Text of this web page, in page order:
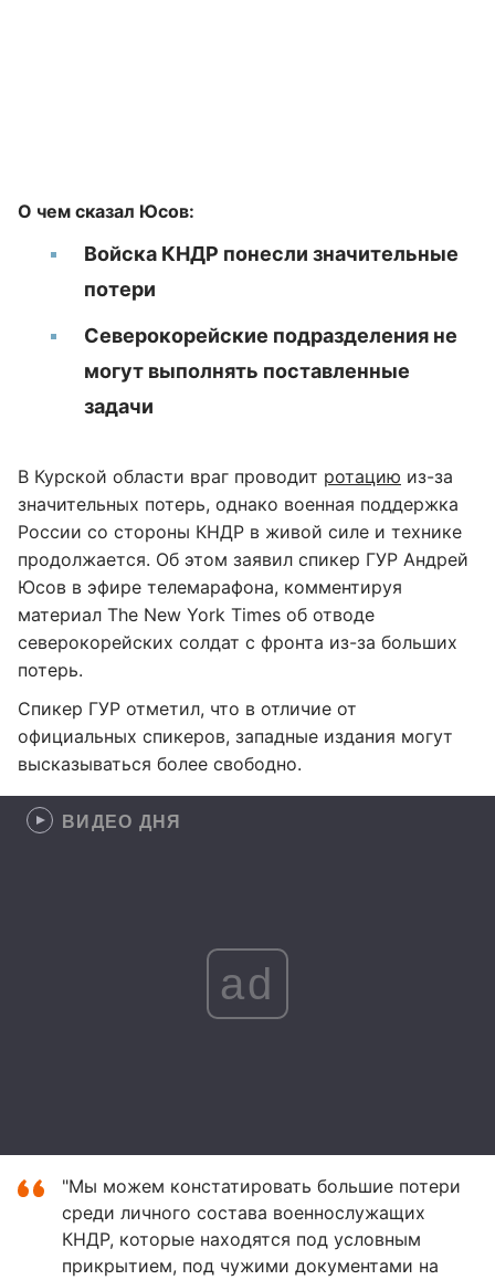
О чем сказал Юсов:
Войска КНДР понесли значительные
потери
Северокорейские подразделения не
могут выполнять поставленные
задачи
В Курской области враг проводит ротацию из-за
значительных потерь, однако военная поддержка
России со стороны КНДР в живой силе и технике
продолжается. Об этом заявил спикер ГУР Андрей
Юсов в эфире телемарафона, комментируя
материал The New York Times об отводе
северокорейских солдат с фронта из-за больших
потерь.
Спикер ГУР отметил, что в отличие от
официальных спикеров, западные издания могут
высказываться более свободно.
ВИДЕО ДНЯ
ad
"Мы можем констатировать большие потери
среди личного состава военнослужащих
КНДР, которые находятся под условным
прикрытием, под чужими документами на